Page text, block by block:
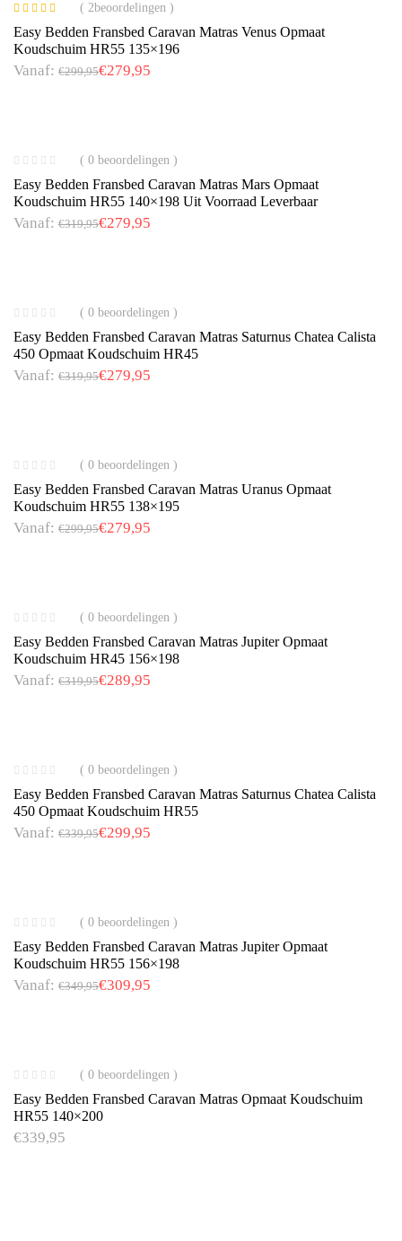
4.50uit 5
( 2beoordelingen )
Easy Bedden Fransbed Caravan Matras Venus Opmaat
Koudschuim HR55 135×196
Vanaf: €299,95€279,95
( 0 beoordelingen )
Easy Bedden Fransbed Caravan Matras Mars Opmaat
Koudschuim HR55 140×198 Uit Voorraad Leverbaar
Vanaf: €319,95€279,95
( 0 beoordelingen )
Easy Bedden Fransbed Caravan Matras Saturnus Chatea Calista
450 Opmaat Koudschuim HR45
Vanaf: €319,95€279,95
( 0 beoordelingen )
Easy Bedden Fransbed Caravan Matras Uranus Opmaat
Koudschuim HR55 138×195
Vanaf: €299,95€279,95
( 0 beoordelingen )
Easy Bedden Fransbed Caravan Matras Jupiter Opmaat
Koudschuim HR45 156×198
Vanaf: €319,95€289,95
( 0 beoordelingen )
Easy Bedden Fransbed Caravan Matras Saturnus Chatea Calista
450 Opmaat Koudschuim HR55
Vanaf: €339,95€299,95
( 0 beoordelingen )
Easy Bedden Fransbed Caravan Matras Jupiter Opmaat
Koudschuim HR55 156×198
Vanaf: €349,95€309,95
( 0 beoordelingen )
Easy Bedden Fransbed Caravan Matras Opmaat Koudschuim
HR55 140×200
€339,95